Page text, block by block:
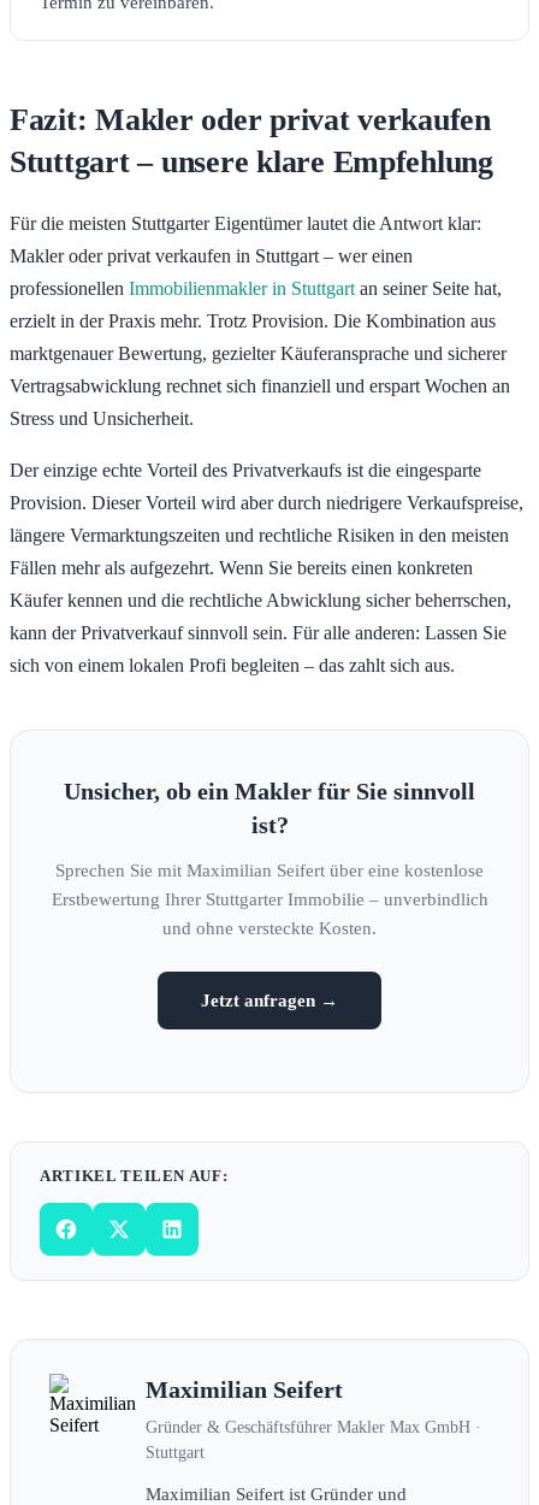
Fazit: Makler oder privat verkaufen
Stuttgart – unsere klare Empfehlung
Für die meisten Stuttgarter Eigentümer lautet die Antwort klar:
Makler oder privat verkaufen in Stuttgart – wer einen
professionellen Immobilienmakler in Stuttgart an seiner Seite hat,
erzielt in der Praxis mehr. Trotz Provision. Die Kombination aus
marktgenauer Bewertung, gezielter Käuferansprache und sicherer
Vertragsabwicklung rechnet sich finanziell und erspart Wochen an
Stress und Unsicherheit.
Der einzige echte Vorteil des Privatverkaufs ist die eingesparte
Provision. Dieser Vorteil wird aber durch niedrigere Verkaufspreise,
längere Vermarktungszeiten und rechtliche Risiken in den meisten
Fällen mehr als aufgezehrt. Wenn Sie bereits einen konkreten
Käufer kennen und die rechtliche Abwicklung sicher beherrschen,
kann der Privatverkauf sinnvoll sein. Für alle anderen: Lassen Sie
sich von einem lokalen Profi begleiten – das zahlt sich aus.
Unsicher, ob ein Makler für Sie sinnvoll
ist?
Sprechen Sie mit Maximilian Seifert über eine kostenlose
Erstbewertung Ihrer Stuttgarter Immobilie – unverbindlich
und ohne versteckte Kosten.
Jetzt anfragen →
ARTIKEL TEILEN AUF:
Maximilian Seifert
Gründer & Geschäftsführer Makler Max GmbH ·
Stuttgart
Maximilian Seifert ist Gründer und